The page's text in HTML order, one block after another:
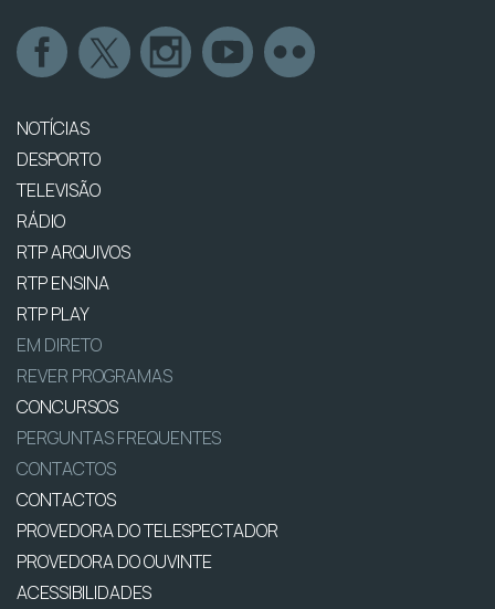
NOTÍCIAS
DESPORTO
TELEVISÃO
RÁDIO
RTP ARQUIVOS
RTP ENSINA
RTP PLAY
EM DIRETO
REVER PROGRAMAS
CONCURSOS
PERGUNTAS FREQUENTES
CONTACTOS
CONTACTOS
PROVEDORA DO TELESPECTADOR
PROVEDORA DO OUVINTE
ACESSIBILIDADES